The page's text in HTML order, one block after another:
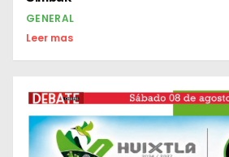
GENERAL
Leer mas